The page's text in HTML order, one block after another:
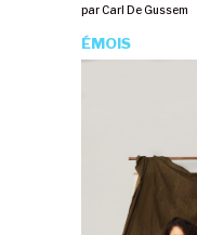
parCarl De Gussem
ÉMOIS